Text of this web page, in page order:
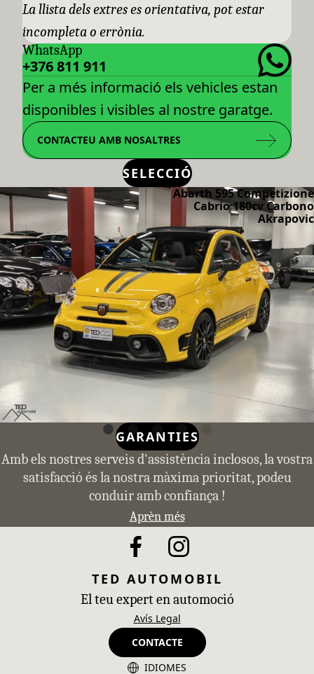
La llista dels extres es orientativa, pot estar
incompleta o errònia.
WhatsApp
+376 811 911
Per a més informació els vehicles estan
disponibles i visibles al nostre garatge.
CONTACTEU AMB NOSALTRES
SELECCIÓ
Abarth 595 Competizione
Cabrio 180cv Carbono
Akrapovic
GARANTIES
Amb els nostres serveis d'assistència inclosos, la vostra
satisfacció és la nostra màxima prioritat, podeu
conduir amb confiança !
Aprèn més
TED AUTOMOBIL
El teu expert en automoció
Avís Legal
CONTACTE
IDIOMES